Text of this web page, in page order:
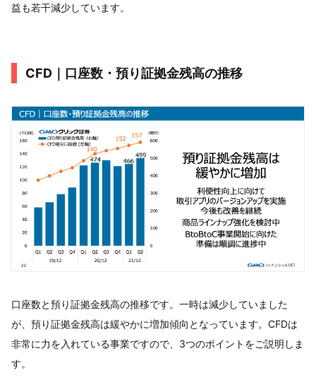
益も若干減少しています。
CFD｜口座数・預り証拠金残高の推移
口座数と預り証拠金残高の推移です。一時は減少していました
が、預り証拠金残高は緩やかに増加傾向となっています。CFDは
非常に力を入れている事業ですので、3つのポイントをご説明しま
す。